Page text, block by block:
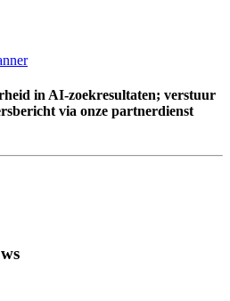
in AI-zoekresultaten; verstuur
via onze partnerdienst